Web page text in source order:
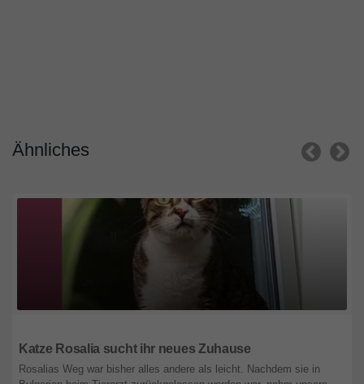
Ähnliches
Katze Rosalia sucht ihr neues Zuhause
Rosalias Weg war bisher alles andere als leicht. Nachdem sie in